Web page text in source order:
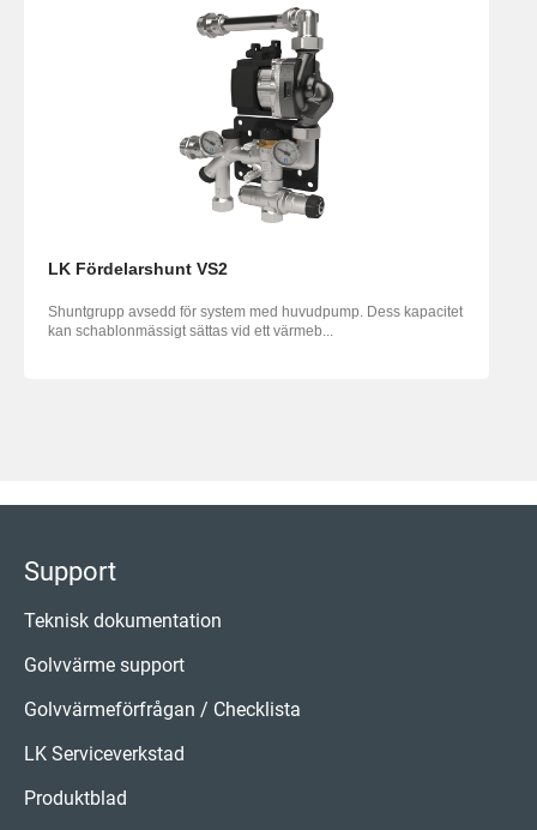
LK Fördelarshunt VS2
Shuntgrupp avsedd för system med huvudpump. Dess kapacitet
kan schablonmässigt sättas vid ett värmeb...
Support
Teknisk dokumentation
Golvvärme support
Golvvärmeförfrågan / Checklista
LK Serviceverkstad
Produktblad